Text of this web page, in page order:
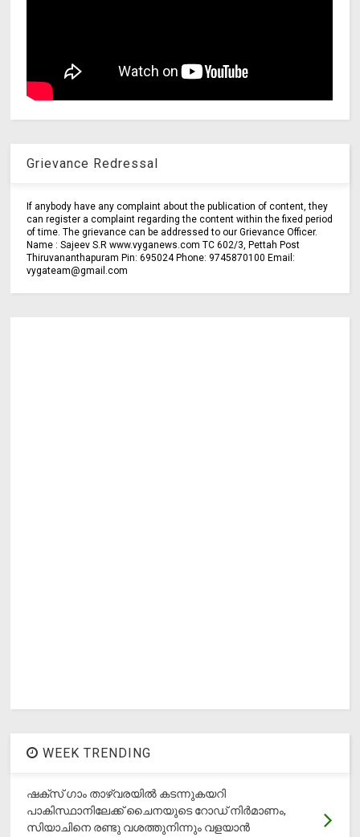
Grievance Redressal
If anybody have any complaint about the publication of content, they
can register a complaint regarding the content within the fixed period
of time. The grievance can be addressed to our Grievance Officer.
Name : Sajeev S.R www.vyganews.com TC 602/3, Pettah Post
Thiruvananthapuram Pin: 695024 Phone: 9745870100 Email:
vygateam@gmail.com
WEEK TRENDING
ഷക്സ് ​ഗാം താഴ്‌വരയിൽ കടന്നുകയറി
പാകിസ്ഥാനിലേക്ക് ചൈനയുടെ റോഡ് നിർമാണം,
സിയാചിനെ രണ്ടു വശത്തുനിന്നും വളയാൻ